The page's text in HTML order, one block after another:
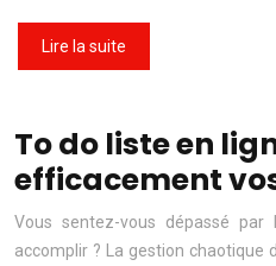
Lire la suite
To do liste en
efficacement
Vous sentez-vous dépassé
accomplir ? La gestion chaotique